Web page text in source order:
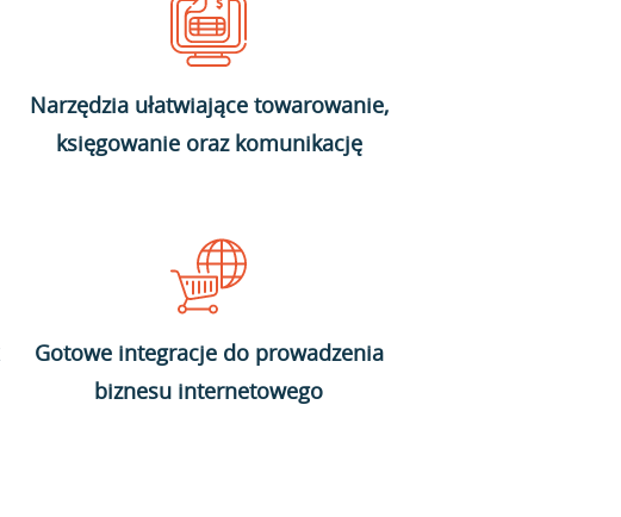
Narzędzia ułatwiające towarowanie,
księgowanie oraz komunikację
Gotowe integracje do prowadzenia
biznesu internetowego